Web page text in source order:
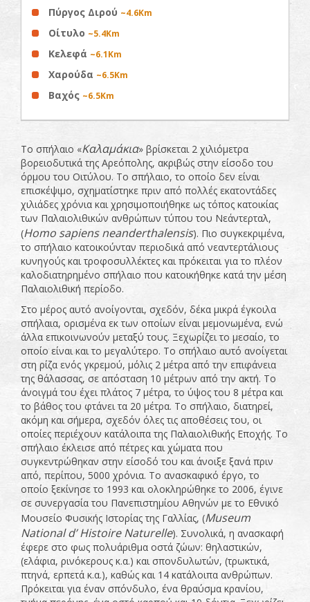
Πύργος Διρού ~4.6Km
Οίτυλο ~5.4Km
Κελεφά ~6.1Km
Χαρούδα ~6.5Km
Βαχός ~6.5Km
Το σπήλαιο «Καλαμάκια» βρίσκεται 2 χιλιόμετρα
βορειοδυτικά της Αρεόπολης, ακριβώς στην είσοδο του
όρμου του Οιτύλου. Το σπήλαιο, το οποίο δεν είναι
επισκέψιμο, σχηματίστηκε πριν από πολλές εκατοντάδες
χιλιάδες χρόνια και χρησιμοποιήθηκε ως τόπος κατοικίας
των Παλαιολιθικών ανθρώπων τύπου του Νεάντερταλ,
(Homo sapiens neanderthalensis). Πιο συγκεκριμένα,
το σπήλαιο κατοικούνταν περιοδικά από νεαντερτάλιους
κυνηγούς και τροφοσυλλέκτες και πρόκειται για το πλέον
καλοδιατηρημένο σπήλαιο που κατοικήθηκε κατά την μέση
Παλαιολιθική περίοδο.
Στο μέρος αυτό ανοίγονται, σχεδόν, δέκα μικρά έγκοιλα
σπήλαια, ορισμένα εκ των οποίων είναι μεμονωμένα, ενώ
άλλα επικοινωνούν μεταξύ τους. Ξεχωρίζει το μεσαίο, το
οποίο είναι και το μεγαλύτερο. Το σπήλαιο αυτό ανοίγεται
στη ρίζα ενός γκρεμού, μόλις 2 μέτρα από την επιφάνεια
της θάλασσας, σε απόσταση 10 μέτρων από την ακτή. Το
άνοιγμά του έχει πλάτος 7 μέτρα, το ύψος του 8 μέτρα και
το βάθος του φτάνει τα 20 μέτρα. Το σπήλαιο, διατηρεί,
ακόμη και σήμερα, σχεδόν όλες τις αποθέσεις του, οι
οποίες περιέχουν κατάλοιπα της Παλαιολιθικής Εποχής. Το
σπήλαιο έκλεισε από πέτρες και χώματα που
συγκεντρώθηκαν στην είσοδό του και άνοιξε ξανά πριν
από, περίπου, 5000 χρόνια. Το ανασκαφικό έργο, το
οποίο ξεκίνησε το 1993 και ολοκληρώθηκε το 2006, έγινε
σε συνεργασία του Πανεπιστημίου Αθηνών με τo Εθνικό
Μουσείο Φυσικής Ιστορίας της Γαλλίας, (Museum
National d’Histoire Naturelle). Συνολικά, η ανασκαφή
έφερε στο φως πολυάριθμα οστά ζώων: θηλαστικών,
(ελάφια, ρινόκερους κ.α.) και σπονδυλωτών, (τρωκτικά,
πτηνά, ερπετά κ.α.), καθώς και 14 κατάλοιπα ανθρώπων.
Πρόκειται για έναν σπόνδυλο, ένα θραύσμα κρανίου,